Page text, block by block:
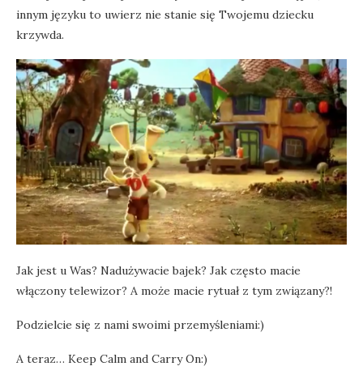
innym języku to uwierz nie stanie się Twojemu dziecku
krzywda.
Jak jest u Was? Nadużywacie bajek? Jak często macie
włączony telewizor? A może macie rytuał z tym związany?!
Podzielcie się z nami swoimi przemyśleniami:)
A teraz… Keep Calm and Carry On:)